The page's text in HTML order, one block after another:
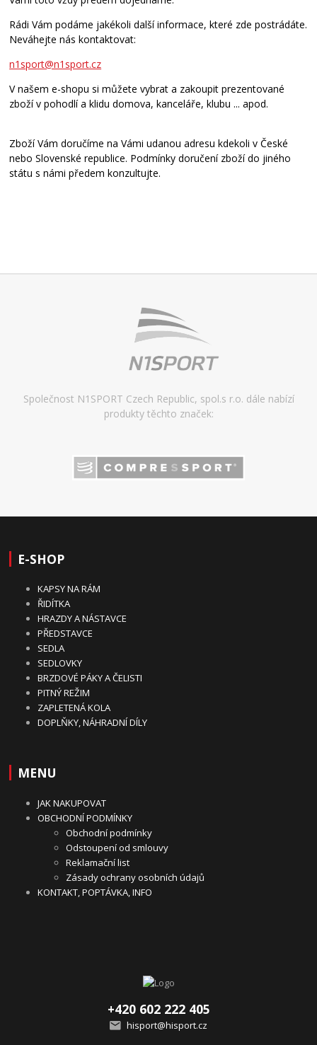
Rádi Vám podáme jakékoli další informace, které zde postrádáte.
Neváhejte nás kontaktovat:
n1sport@n1sport.cz
V našem e-shopu si můžete vybrat a zakoupit prezentované
zboží v pohodlí a klidu domova, kanceláře, klubu ... apod.
Zboží Vám doručíme na Vámi udanou adresu kdekoli v České
nebo Slovenské republice. Podmínky doručení zboží do jiného
státu s námi předem konzultujte.
Společnost N1SPORT Czech Republic, spol.s r.o. dále nabízí
produkty těchto značek:
E-SHOP
KAPSY NA RÁM
ŘIDÍTKA
HRAZDY A NÁSTAVCE
PŘEDSTAVCE
SEDLA
SEDLOVKY
BRZDOVÉ PÁKY A ČELISTI
PITNÝ REŽIM
ZAPLETENÁ KOLA
DOPLŇKY, NÁHRADNÍ DÍLY
MENU
JAK NAKUPOVAT
OBCHODNÍ PODMÍNKY
Obchodní podmínky
Odstoupení od smlouvy
Reklamační list
Zásady ochrany osobních údajů
KONTAKT, POPTÁVKA, INFO
+420 602 222 405
hisport@hisport.cz